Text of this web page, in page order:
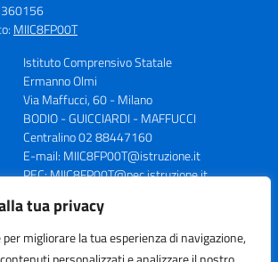
tua privacy
migliorare la tua esperienza di navigazione,
MIIC8FP00T
Istituto Comprensivo Statale
Ermanno Olmi
Via Maffucci, 60 - Milano
BODIO - GUICCIARDI - MAFFUCCI
Centralino 02 88447160
E-mail: MIIC8FP00T@istruzione.it
PEC: MIIC8FP00T@pec.istruzione.it
97667360156